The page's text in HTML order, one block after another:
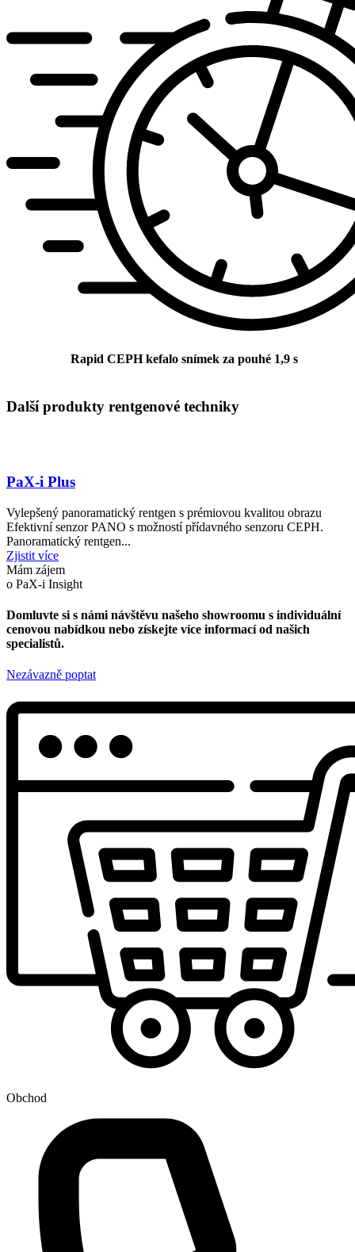
Rapid CEPH kefalo snímek za pouhé 1,9 s
Další produkty rentgenové techniky
PaX-i Plus
Vylepšený panoramatický rentgen s prémiovou kvalitou obrazu
Efektivní senzor PANO s možností přídavného senzoru CEPH.
Panoramatický rentgen...
Zjistit více
Mám zájem
o PaX-i Insight
Domluvte si s námi návštěvu našeho showroomu s individuální
cenovou nabídkou nebo získejte více informací od našich
specialistů.
Nezávazně poptat
Obchod